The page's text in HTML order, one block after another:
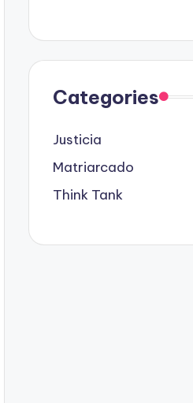
Categories
Justicia
Matriarcado
Think Tank